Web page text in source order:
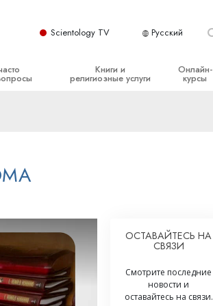
Scientology TV Русский
Книги и
религиозные услуги
Онлайн-
курсы
Помощь при болезнях и травмах
Целостность и честность
Супружество
Шкала эмоциональных тонов
ОСТАВАЙТЕСЬ НА
СВЯЗИ
Смотрите последние
новости и
оставайтесь на связи.